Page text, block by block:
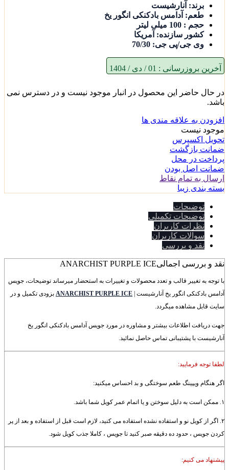
برند: آنارشیست
طعم: آدامس بادکنکی انگور یخ
حجم : 100 میلی لیتر
کشور سازنده: آمریکا
وی جی/پی جی: 70/30
آخرین بروزرسانی : 01 / دی / 1404
در حال حاضر این محصول در انبار موجود نیست و در دسترس نمی
باشد.
افزودن به علاقه مندی ها
موجود نیست
تحویل اکسپرس
ضمانت بازگشت
پرداخت در محل
ضمانت اصل بودن
ارسال به تمام نقاط
بسته بندی زیبا
توضیحات
توضیحات تکمیلی
نظرات کاربران
سوالات کاربران
نقد و بررسی
نقد و بررسی اجمالیANARCHIST PURPLE ICE
با توجه به تغییر قالب و تعدد محصولات و تغییرات به استحضار میرساند توضیحات، جویس
آدامس بادکنکی انگور یخ آنارشیست | ANARCHIST PURPLE ICE بزودی تکمیل و در
سایت قابل مشاهده میگردد.
جهت دریافت اطلاعات بیشتر و مشاوره در مورد جویس آدامس بادکنکی انگور یخ
آنارشیست با پشتیبانی تماس حاصل نمائید.
لطفا توجه فرمایید:
اگر هنگام ویپینگ طعم سوختگی و بد احساس میکنید:
۱. ممکن است به دلیل سوختن و یا اتمام عمر کویل شما باشد.
۲. اگر از کویل نو و استفاده نشده استفاده می کنید، لازم است قبل از استفاده و بعد از پر
کردن جویس ، حدود ده دقیقه صبر کنید تا جویس ، کاملا جذب کویل شود.
پیشنهاد می کنیم: